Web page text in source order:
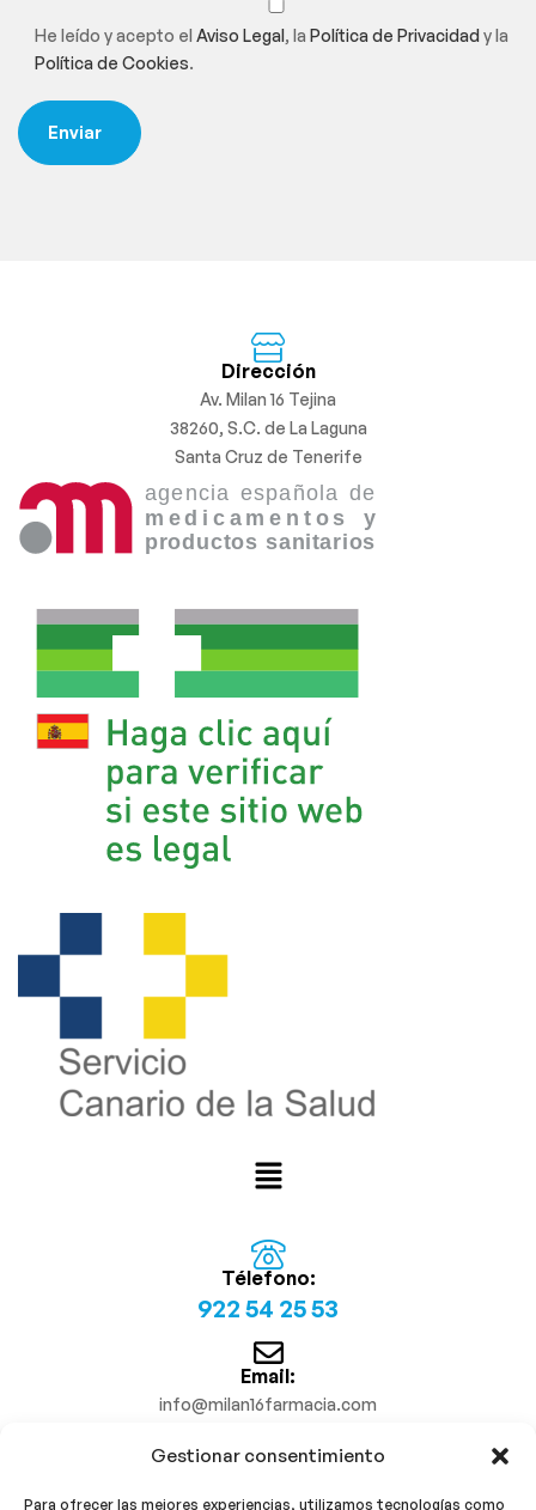
Gestionar consentimiento
Para ofrecer las mejores experiencias, utilizamos tecnologías como
He leído y acepto el Aviso Legal, la Política de Privacidady la
Política de Cookies.
Dirección
Av. Milan 16 Tejina
38260, S.C. de La Laguna
Santa Cruz de Tenerife
Télefono:
922 54 25 53
Email:
info@milan16farmacia.com
¡Síguenos!